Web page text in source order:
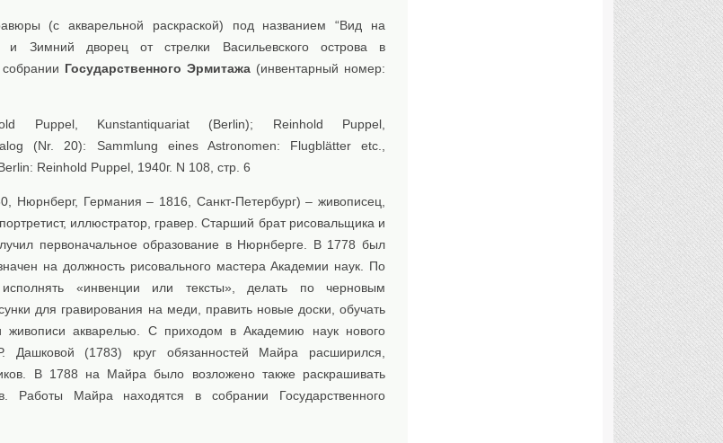
(с акварельной раскраской) под названием “Вид на
и Зимний дворец от стрелки Васильевского острова в
Государственного Эрмитажа (инвентарный номер:
Puppel, Kunstantiquariat (Berlin); Reinhold Puppel,
(Nr. 20): Sammlung eines Astronomen: Flugblätter etc.,
Reinhold Puppel, 1940г. N 108, стр. 6
Нюрнберг, Германия – 1816, Санкт-Петербург) – живописец,
иллюстратор, гравер. Старший брат рисовальщика и
первоначальное образование в Нюрнберге. В 1778 был
на должность рисовального мастера Академии наук. По
«инвенции или тексты», делать по черновым
для гравирования на меди, править новые доски, обучать
живописи акварелью. С приходом в Академию наук нового
Дашковой (1783) круг обязанностей Майра расширился,
В 1788 на Майра было возложено также раскрашивать
Работы Майра находятся в собрании Государственного